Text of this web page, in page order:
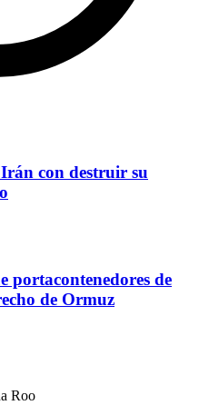
con destruir su
portacontenedores de
de Ormuz
Roo